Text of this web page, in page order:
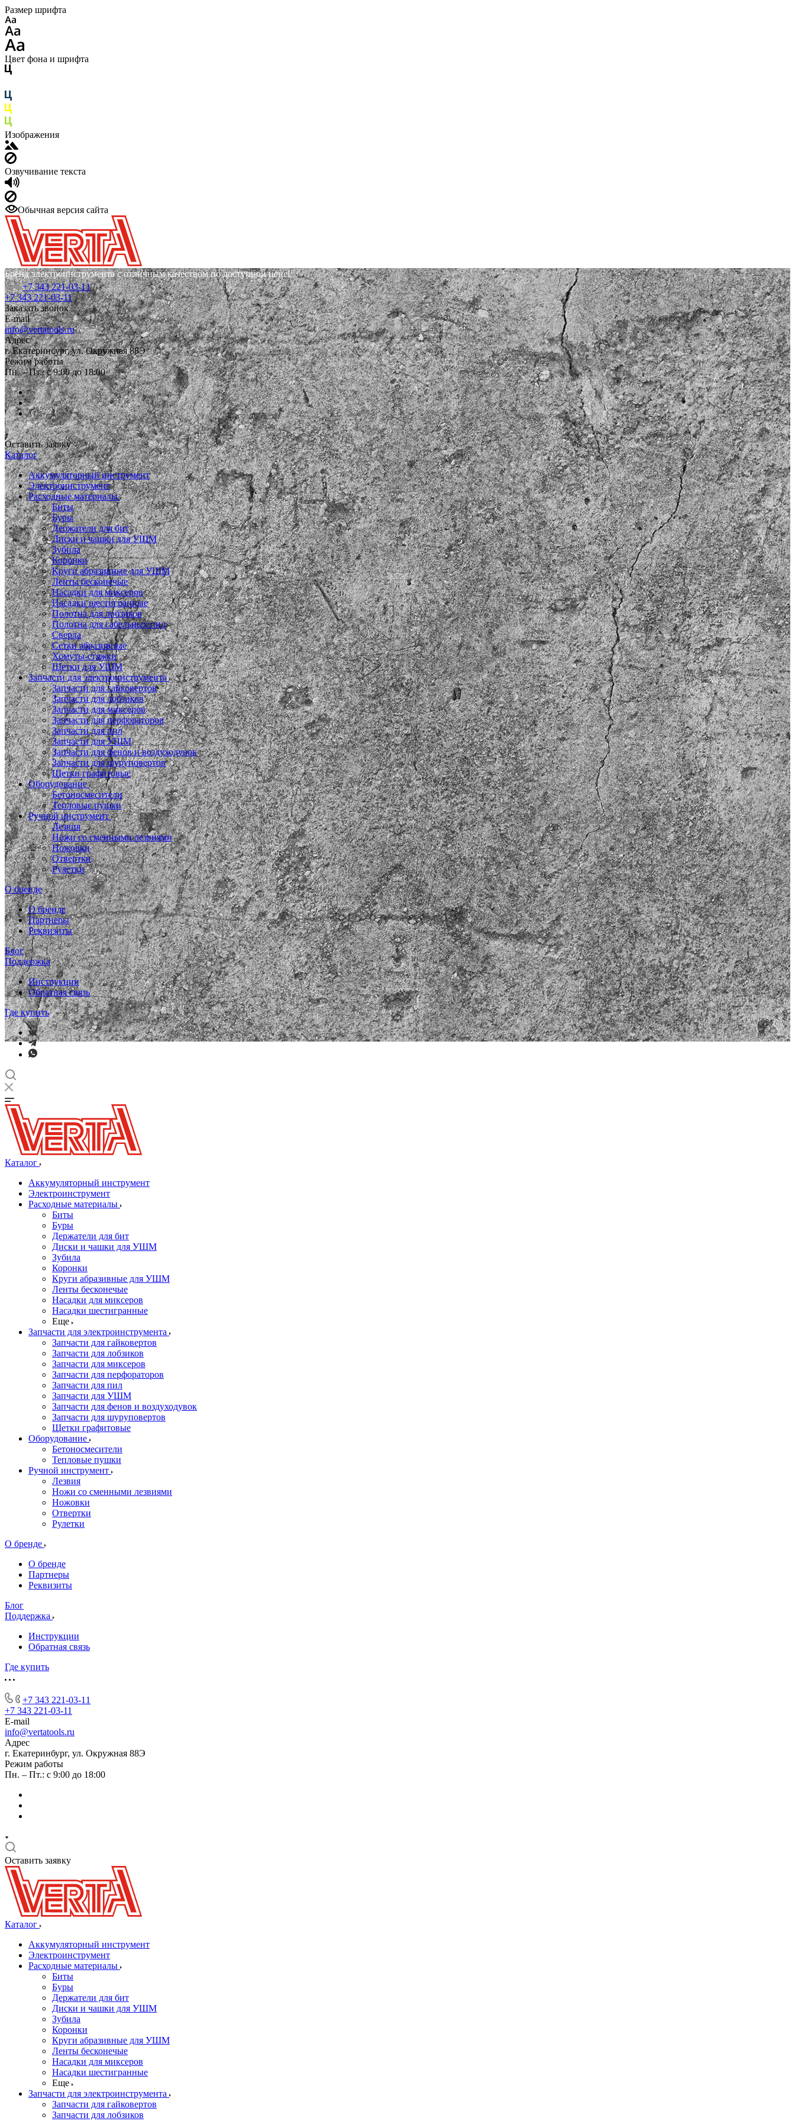
Размер шрифта
Цвет фона и шрифта
Изображения
Озвучивание текста
Обычная версия сайта
Бренд электроинструмента с отличным качеством по доступной цене!
+7 343 221-03-11
+7 343 221-03-11
Заказать звонок
E-mail
info@vertatools.ru
Адрес
г. Екатеринбург, ул. Окружная 88Э
Режим работы
Пн. – Пт.: с 9:00 до 18:00
Оставить заявку
Каталог
Аккумуляторный инструмент
Электроинструмент
Расходные материалы
Биты
Буры
Держатели для бит
Диски и чашки для УШМ
Зубила
Коронки
Круги абразивные для УШМ
Ленты бесконечые
Насадки для миксеров
Насадки шестигранные
Полотна для лобзиков
Полотна для сабельных пил
Сверла
Сетки абразивные
Хомуты-стяжки
Щетки для УШМ
Запчасти для электроинструмента
Запчасти для гайковертов
Запчасти для лобзиков
Запчасти для миксеров
Запчасти для перфораторов
Запчасти для пил
Запчасти для УШМ
Запчасти для фенов и воздуходувок
Запчасти для шуруповертов
Щетки графитовые
Оборудование
Бетоносмесители
Тепловые пушки
Ручной инструмент
Лезвия
Ножи со сменными лезвиями
Ножовки
Отвертки
Рулетки
О бренде
О бренде
Партнеры
Реквизиты
Блог
Поддержка
Инструкции
Обратная связь
Где купить
Каталог
Аккумуляторный инструмент
Электроинструмент
Расходные материалы
Биты
Буры
Держатели для бит
Диски и чашки для УШМ
Зубила
Коронки
Круги абразивные для УШМ
Ленты бесконечые
Насадки для миксеров
Насадки шестигранные
Еще
Запчасти для электроинструмента
Запчасти для гайковертов
Запчасти для лобзиков
Запчасти для миксеров
Запчасти для перфораторов
Запчасти для пил
Запчасти для УШМ
Запчасти для фенов и воздуходувок
Запчасти для шуруповертов
Щетки графитовые
Оборудование
Бетоносмесители
Тепловые пушки
Ручной инструмент
Лезвия
Ножи со сменными лезвиями
Ножовки
Отвертки
Рулетки
О бренде
О бренде
Партнеры
Реквизиты
Блог
Поддержка
Инструкции
Обратная связь
Где купить
+7 343 221-03-11
+7 343 221-03-11
E-mail
info@vertatools.ru
Адрес
г. Екатеринбург, ул. Окружная 88Э
Режим работы
Пн. – Пт.: с 9:00 до 18:00
Оставить заявку
Каталог
Аккумуляторный инструмент
Электроинструмент
Расходные материалы
Биты
Буры
Держатели для бит
Диски и чашки для УШМ
Зубила
Коронки
Круги абразивные для УШМ
Ленты бесконечые
Насадки для миксеров
Насадки шестигранные
Еще
Запчасти для электроинструмента
Запчасти для гайковертов
Запчасти для лобзиков